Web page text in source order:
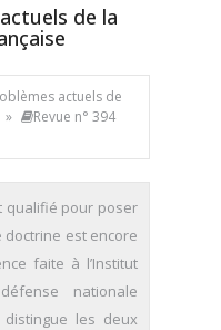
de la
actuels de
»
Revue n° 394
qualifié pour poser
est encore
faite à l’Institut
nationale
distingue les deux